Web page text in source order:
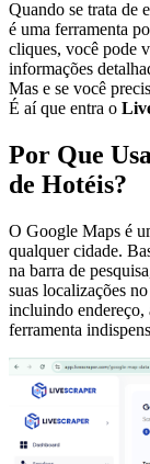
Quando se trata de
é uma ferramenta
cliques, você pode
informações
Mas e se você
É aí que entra o
Por Que
de Hotéis?
O Google Maps é
qualquer cidade.
na barra de
suas localizações
incluindo endereço,
ferramenta